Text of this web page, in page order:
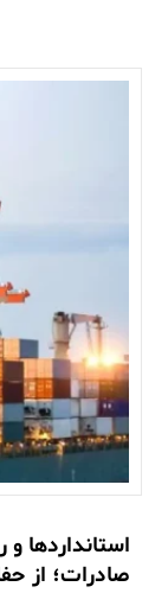
استانداردها
صادرات؛ از